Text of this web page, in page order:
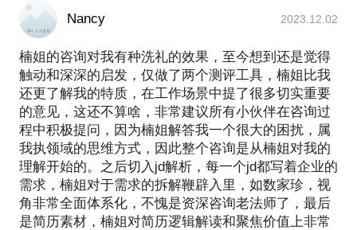
Nancy 2023.12.02
楠姐的咨询对我有种洗礼的效果，至今想到还是觉得
触动和深深的启发，仅做了两个测评工具，楠姐比我
还更了解我的特质，在工作场景中提了很多切实重要
的意见，这还不算啥，非常建议所有小伙伴在咨询过
程中积极提问，因为楠姐解答我一个很大的困扰，属
我执领域的思维方式，因此整个咨询是从楠姐对我的
理解开始的。之后切入jd解析，每一个jd都写着企业的
需求，楠姐对于需求的拆解鞭辟入里，如数家珍，视
角非常全面体系化，不愧是资深咨询老法师了，最后
是简历素材，楠姐对简历逻辑解读和聚焦价值上非常